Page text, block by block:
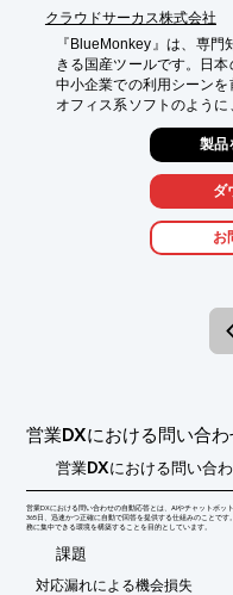
クラウドサーカス株式会社
『BlueMonkey』は、専
きる国産ツールです。日
中小企業での利用シーン
オフィス系ソフトのよう
することができます。
■徹底した「使いやすさ」
ワードやパワーポイント
■高いセキュリティ水準：
多層防御で企業サイトの
また、単にツールを使っ
ジを活用した営業方法」
製品
ダ
お
営業DXにおける問い合
営業DXにおける問い合
営業DXにおける問い合わせの自動応答とは、AIやチャットボ
365日、迅速かつ正確に自動で回答を提供する仕組みのことで
務に集中できる環境を構築することを目的としています。
​課題
対応漏れによる機会損失